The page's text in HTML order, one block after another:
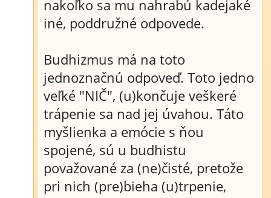
nakoľko sa mu nahrabú kadejaké
iné, poddružné odpovede.
Budhizmus má na toto
jednoznačnú odpoveď. Toto jedno
veľké "NIČ", (u)končuje veškeré
trápenie sa nad jej úvahou. Táto
myšlienka a emócie s ňou
spojené, sú u budhistu
považované za (ne)čisté, pretože
pri nich (pre)bieha (u)trpenie,